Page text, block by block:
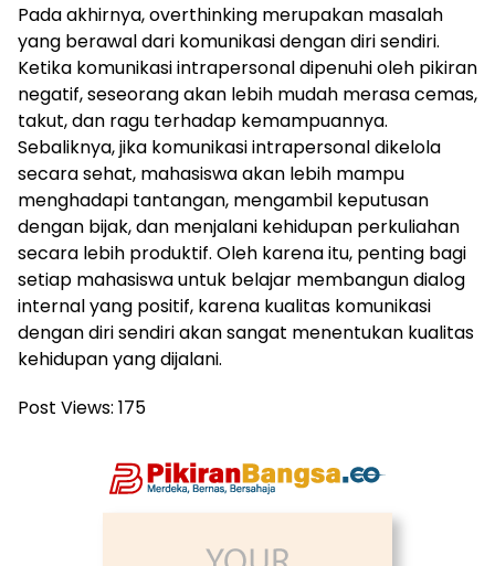
Pada akhirnya, overthinking merupakan masalah
yang berawal dari komunikasi dengan diri sendiri.
Ketika komunikasi intrapersonal dipenuhi oleh pikiran
negatif, seseorang akan lebih mudah merasa cemas,
takut, dan ragu terhadap kemampuannya.
Sebaliknya, jika komunikasi intrapersonal dikelola
secara sehat, mahasiswa akan lebih mampu
menghadapi tantangan, mengambil keputusan
dengan bijak, dan menjalani kehidupan perkuliahan
secara lebih produktif. Oleh karena itu, penting bagi
setiap mahasiswa untuk belajar membangun dialog
internal yang positif, karena kualitas komunikasi
dengan diri sendiri akan sangat menentukan kualitas
kehidupan yang dijalani.
Post Views: 175